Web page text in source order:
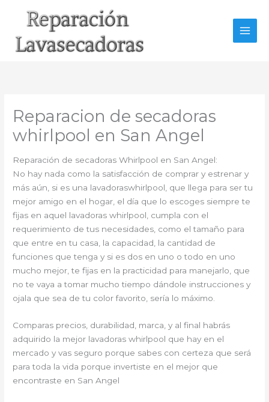
Reparacion de secadoras
whirlpool en San Angel
Reparación de secadoras Whirlpool en San Angel:
No hay nada como la satisfacción de comprar y estrenar y
más aún, si es una lavadoraswhirlpool, que llega para ser tu
mejor amigo en el hogar, el día que lo escoges siempre te
fijas en aquel lavadoras whirlpool, cumpla con el
requerimiento de tus necesidades, como el tamaño para
que entre en tu casa, la capacidad, la cantidad de
funciones que tenga y si es dos en uno o todo en uno
mucho mejor, te fijas en la practicidad para manejarlo, que
no te vaya a tomar mucho tiempo dándole instrucciones y
ojala que sea de tu color favorito, sería lo máximo.
Comparas precios, durabilidad, marca, y al final habrás
adquirido la mejor lavadoras whirlpool que hay en el
mercado y vas seguro porque sabes con certeza que será
para toda la vida porque invertiste en el mejor que
encontraste en San Angel